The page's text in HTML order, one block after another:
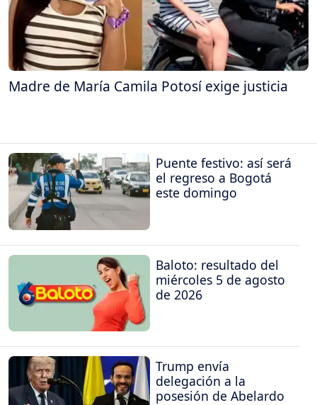
Madre de María Camila Potosí exige justicia
Puente festivo: así será
el regreso a Bogotá
este domingo
Baloto: resultado del
miércoles 5 de agosto
de 2026
Trump envía
delegación a la
posesión de Abelardo